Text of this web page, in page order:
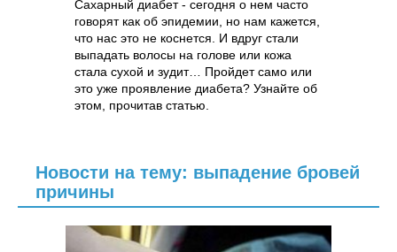
Сахарный диабет - сегодня о нем часто
говорят как об эпидемии, но нам кажется,
что нас это не коснется. И вдруг стали
выпадать волосы на голове или кожа
стала сухой и зудит… Пройдет само или
это уже проявление диабета? Узнайте об
этом, прочитав статью.
Новости на тему: выпадение бровей
причины